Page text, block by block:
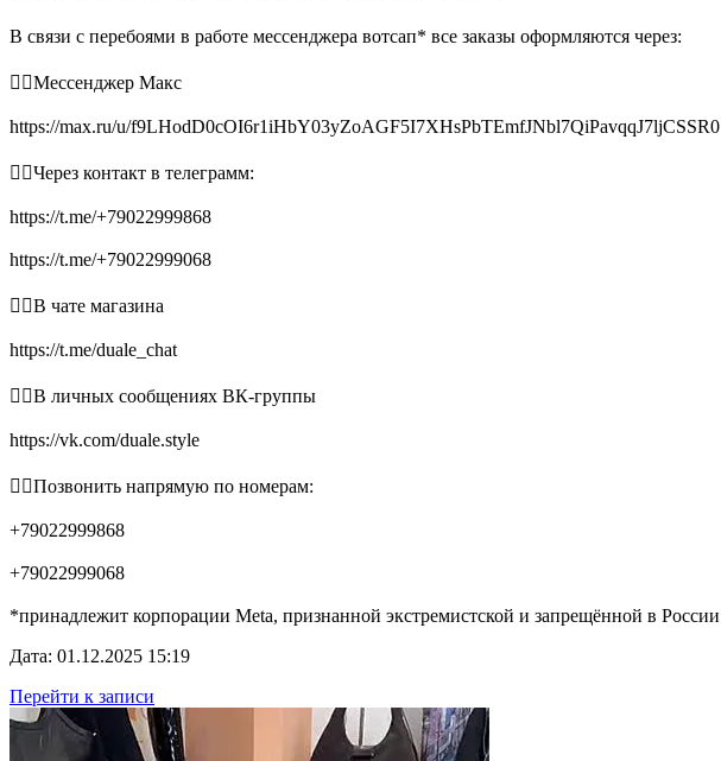
В связи с перебоями в работе мессенджера вотсап* все заказы оформляются через:
👉🏻Мессенджер Макс
https://max.ru/u/f9LHodD0cOI6r1iHbY03yZoAGF5I7XHsPbTEmfJNbl7QiPavqqJ7ljCSSR0
👉🏻Через контакт в телеграмм:
https://t.me/+79022999868
https://t.me/+79022999068
👉🏻В чате магазина
https://t.me/duale_chat
👉🏻В личных сообщениях ВК-группы
https://vk.com/duale.style
👉🏻Позвонить напрямую по номерам:
+79022999868
+79022999068
*принадлежит корпорации Meta, признанной экстремистской и запрещённой в России
Дата: 01.12.2025 15:19
Перейти к записи